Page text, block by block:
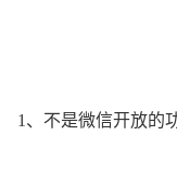
1、不是微信开放的